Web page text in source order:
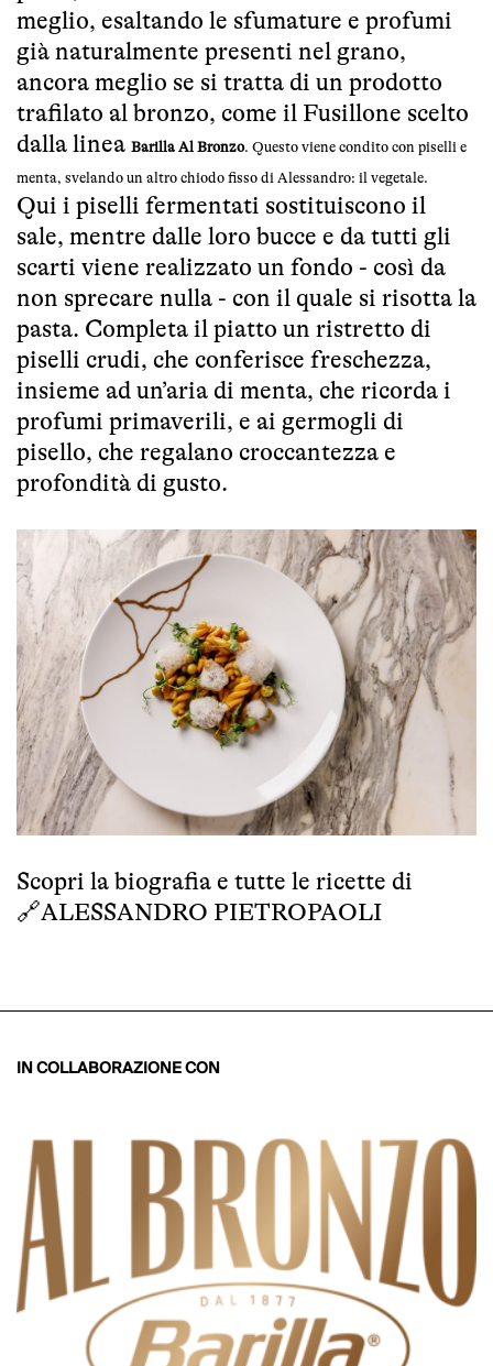
meglio, esaltando le sfumature e profumi
già naturalmente presenti nel grano,
ancora meglio se si tratta di un prodotto
trafilato al bronzo, come il Fusillone scelto
dalla linea Barilla Al Bronzo. Questo viene condito con piselli e
menta, svelando un altro chiodo fisso di Alessandro: il vegetale.
Qui i piselli fermentati sostituiscono il
sale, mentre dalle loro bucce e da tutti gli
scarti viene realizzato un fondo - così da
non sprecare nulla - con il quale si risotta la
pasta. Completa il piatto un ristretto di
piselli crudi, che conferisce freschezza,
insieme ad un’aria di menta, che ricorda i
profumi primaverili, e ai germogli di
pisello, che regalano croccantezza e
profondità di gusto.
Scopri la biografia e tutte le ricette di
🔗ALESSANDRO PIETROPAOLI
IN COLLABORAZIONE CON